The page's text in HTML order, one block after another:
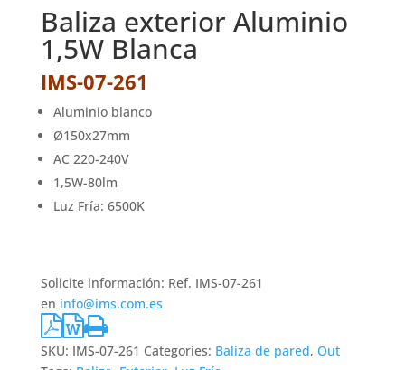
Baliza exterior Aluminio
1,5W Blanca
IMS-07-261
Aluminio blanco
Ø150x27mm
AC 220-240V
1,5W-80lm
Luz Fría: 6500K
Solicite información: Ref. IMS-07-261
en info@ims.com.es
SKU: IMS-07-261 Categories: Baliza de pared, Out